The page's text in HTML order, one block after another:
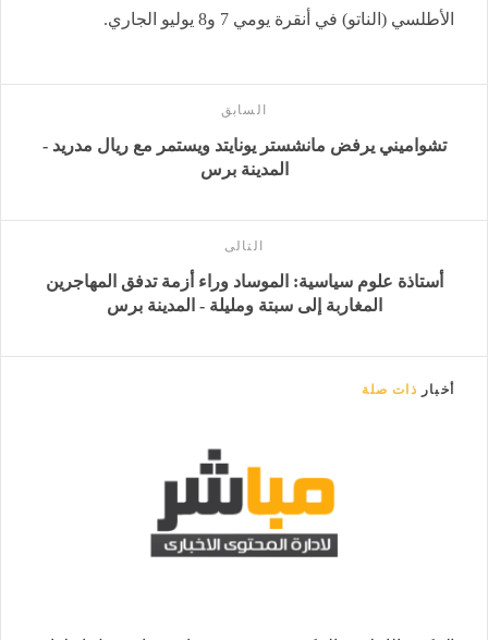
الأطلسي (الناتو) في أنقرة يومي 7 و8 يوليو الجاري.
السابق
تشواميني يرفض مانشستر يونايتد ويستمر مع ريال مدريد -
المدينة برس
التالى
أستاذة علوم سياسية: الموساد وراء أزمة تدفق المهاجرين
المغاربة إلى سبتة ومليلة - المدينة برس
أخبار ذات صلة